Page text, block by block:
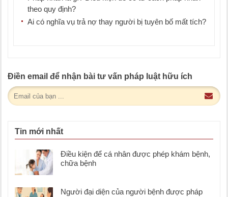
theo quy định?
Ai có nghĩa vụ trả nợ thay người bị tuyên bố mất tích?
Điền email để nhận bài tư vấn pháp luật hữu ích
Tin mới nhất
Điều kiện để cá nhân được phép khám bệnh,
chữa bệnh
Người đại diện của người bệnh được pháp